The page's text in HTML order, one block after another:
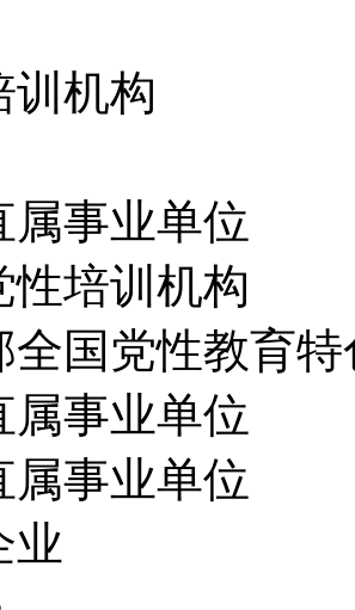
训机构
属事业单位
性培训机构
全国党性教育
属事业单位
属事业单位
业